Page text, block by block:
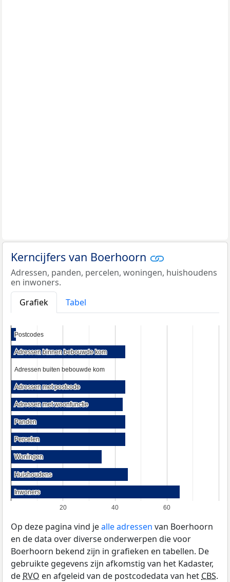
Kerncijfers van Boerhoorn
Adressen, panden, percelen, woningen, huishoudens
en inwoners.
Grafiek
Tabel
20 40 60
Postcodes
Postcodes
Adressen binnen bebouwde kom
Adressen binnen bebouwde kom
Adressen buiten bebouwde kom
Adressen buiten bebouwde kom
Adressen met postcode
Adressen met postcode
Adressen met woonfunctie
Adressen met woonfunctie
Panden
Panden
Percelen
Percelen
Woningen
Woningen
Huishoudens
Huishoudens
Inwoners
Inwoners
Op deze pagina vind jealle adressen van Boerhoorn
en de data over diverse onderwerpen die voor
Boerhoorn bekend zijn in grafieken en tabellen. De
gebruikte gegevens zijn afkomstig van het Kadaster,
de RVO en afgeleid van de postcodedata van het CBS.